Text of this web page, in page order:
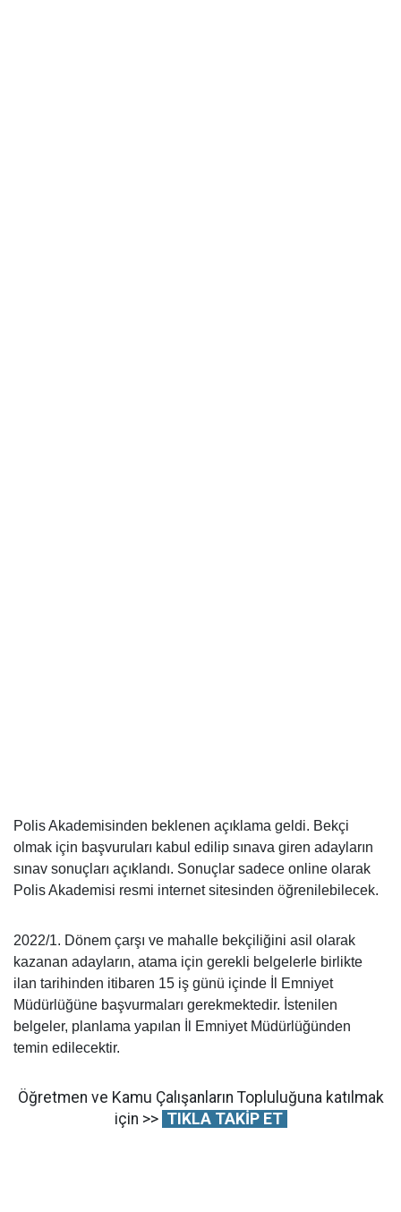
Polis Akademisinden beklenen açıklama geldi. Bekçi
olmak için başvuruları kabul edilip sınava giren adayların
sınav sonuçları açıklandı. Sonuçlar sadece online olarak
Polis Akademisi resmi internet sitesinden öğrenilebilecek.
2022/1. Dönem çarşı ve mahalle bekçiliğini asil olarak
kazanan adayların, atama için gerekli belgelerle birlikte
ilan tarihinden itibaren 15 iş günü içinde İl Emniyet
Müdürlüğüne başvurmaları gerekmektedir. İstenilen
belgeler, planlama yapılan İl Emniyet Müdürlüğünden
temin edilecektir.
Öğretmen ve Kamu Çalışanların Topluluğuna katılmak
için >> TIKLA TAKİP ET